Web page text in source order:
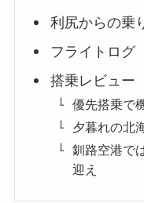
利尻からの乗
フライトログ
搭乗レビュー
優先搭乗で
夕暮れの北
釧路空港で
迎え